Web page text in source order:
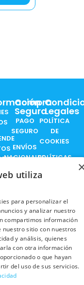
Compra
Segura
PAGO
SEGURO
ENVÍOS
NACIONALES
ENVÍOS
RECOGIDA
EN TIENDA
DEVOLUCIONES
Y CAMBIOS
CANCELAR
PEDIDO
Legales
POLÍTICA
DE
COOKIES
POLÍTICAS
PRIVACIDAD
POLÍTICA DE
PRIVACIDAD
CONDICIONES
DE COMPRA
utiliza
para personalizar el
y analizar nuestro
compartimos información
nuestro sitio con nuestros
y análisis, quienes
con otra información
o que hayan
del uso de sus servicios.